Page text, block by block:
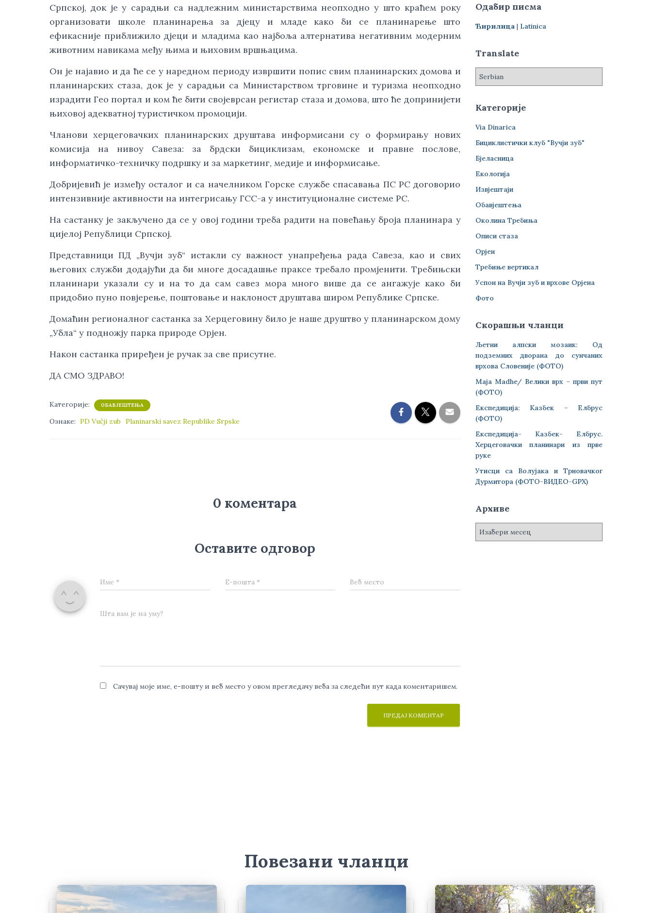
Српској, док је у сарадњи са надлежним министарствима неопходно у што краћем року
организовати школе планинарења за дјецу и младе како би се планинарење што
ефикасније приближило дјеци и младима као најбоља алтернатива негативним модерним
животним навикама међу њима и њиховим вршњацима.
Он је најавио и да ће се у наредном периоду извршити попис свим планинарских домова и
планинарских стаза, док је у сарадњи са Министарством трговине и туризма неопходно
израдити Гео портал и ком ће бити својеврсан регистар стаза и домова, што ће допринијети
њиховој адекватној туристичком промоцији.
Чланови херцеговачких планинарских друштава информисани су о формирању нових
комисија на нивоу Савеза: за брдски бициклизам, економске и правне послове,
информатичко-техничку подршку и за маркетинг, медије и информисање.
Добријевић је између осталог и са начелником Горске службе спасавања ПС РС договорио
интензивније активности на интегрисању ГСС-а у институционалне системе РС.
На састанку је закључено да се у овој години треба радити на повећању броја планинара у
цијелој Републици Српској.
Представници ПД „Вучји зуб“ истакли су важност унапређења рада Савеза, као и свих
његових служби додајући да би многе досадашње праксе требало промјенити. Требињски
планинари указали су и на то да сам савез мора много више да се ангажује како би
придобио пуно повјерење, поштовање и наклоност друштава широм Републике Српске.
Домаћин регионалног састанка за Херцеговину било је наше друштво у планинарском дому
„Убла“ у подножју парка природе Орјен.
Након састанка приређен је ручак за све присутне.
ДА СМО ЗДРАВО!
Категорије: ОБАВЈЕШТЕЊА
Ознаке: PD Vučji zub Planinarski savez Republike Srpske
0 коментара
Оставите одговор
Име * Е-пошта * Веб место
Шта вам је на уму?
Сачувај моје име, е-пошту и веб место у овом прегледачу веба за следећи пут када коментаришем.
а
а
а
Одабир писма
Ћирилица | Latinica
Translate
Категорије
Via Dinarica
Бициклистички клуб "Вучји зуб"
Бјеласница
Екологија
Извјештаји
Обавјештења
Околина Требиња
Описи стаза
Орјен
Требиње вертикал
Успон на Вучји зуб и врхове Орјена
Фото
Скорашњи чланци
Љетни алпски мозаик: Од
подземних дворана до сунчаних
врхова Словеније (ФОТО)
Maja Madhe/ Велики врх – први пут
(ФОТО)
Експедиција: Казбек – Елбрус
(ФОТО)
Експедиција- Казбек- Елбрус.
Херцеговачки планинари из прве
руке
Утисци са Волујака и Трновачког
Дурмитора (ФОТО-ВИДЕО-GPX)
Архиве
Повезани чланци